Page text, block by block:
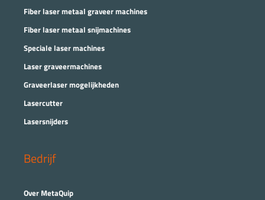
Fiber laser metaal graveer machines
Fiber laser metaal snijmachines
Speciale laser machines
Laser graveermachines
Graveerlaser mogelijkheden
Lasercutter
Lasersnijders
Bedrijf
Over MetaQuip